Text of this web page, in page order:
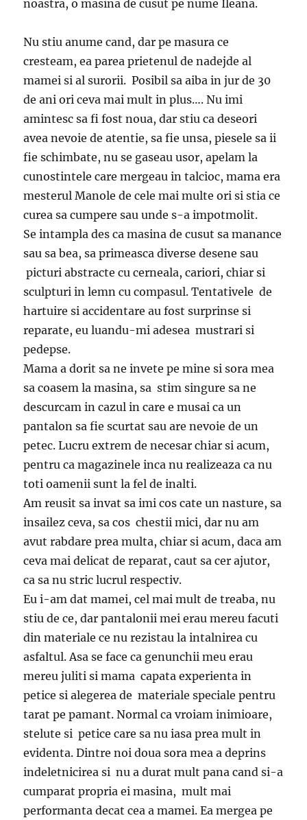
noastra, o masina de cusut pe nume Ileana.
Nu stiu anume cand, dar pe masura ce
cresteam, ea parea prietenul de nadejde al
mamei si al surorii. Posibil sa aiba in jur de 30
de ani ori ceva mai mult in plus…. Nu imi
amintesc sa fi fost noua, dar stiu ca deseori
avea nevoie de atentie, sa fie unsa, piesele sa ii
fie schimbate, nu se gaseau usor, apelam la
cunostintele care mergeau in talcioc, mama era
mesterul Manole de cele mai multe ori si stia ce
curea sa cumpere sau unde s-a impotmolit.
Se intampla des ca masina de cusut sa manance
sau sa bea, sa primeasca diverse desene sau
picturi abstracte cu cerneala, cariori, chiar si
sculpturi in lemn cu compasul. Tentativele de
hartuire si accidentare au fost surprinse si
reparate, eu luandu-mi adesea mustrari si
pedepse.
Mama a dorit sa ne invete pe mine si sora mea
sa coasem la masina, sa stim singure sa ne
descurcam in cazul in care e musai ca un
pantalon sa fie scurtat sau are nevoie de un
petec. Lucru extrem de necesar chiar si acum,
pentru ca magazinele inca nu realizeaza ca nu
toti oamenii sunt la fel de inalti.
Am reusit sa invat sa imi cos cate un nasture, sa
insailez ceva, sa cos chestii mici, dar nu am
avut rabdare prea multa, chiar si acum, daca am
ceva mai delicat de reparat, caut sa cer ajutor,
ca sa nu stric lucrul respectiv.
Eu i-am dat mamei, cel mai mult de treaba, nu
stiu de ce, dar pantalonii mei erau mereu facuti
din materiale ce nu rezistau la intalnirea cu
asfaltul. Asa se face ca genunchii meu erau
mereu juliti si mama capata experienta in
petice si alegerea de materiale speciale pentru
tarat pe pamant. Normal ca vroiam inimioare,
stelute si petice care sa nu iasa prea mult in
evidenta. Dintre noi doua sora mea a deprins
indeletnicirea si nu a durat mult pana cand si-a
cumparat propria ei masina, mult mai
performanta decat cea a mamei. Ea mergea pe